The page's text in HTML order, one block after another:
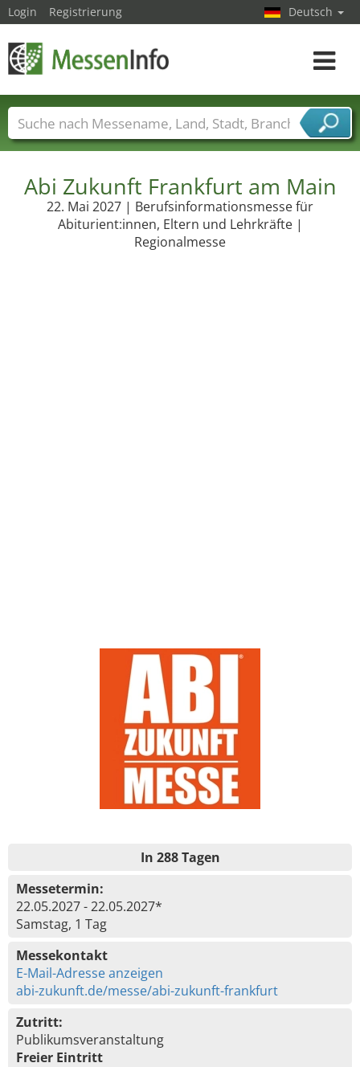
Abi Zukunft Frankfurt am Main
22. Mai 2027 | Berufsinformationsmesse für
Abiturient:innen, Eltern und Lehrkräfte |
Regionalmesse
In 288 Tagen
Messetermin:
22.05.2027 - 22.05.2027*
Samstag, 1 Tag
Messekontakt
E-Mail-Adresse anzeigen
abi-zukunft.de/messe/abi-zukunft-frankfurt
Zutritt:
Publikumsveranstaltung
Freier Eintritt
Login Registrierung Deutsch
Toggle
Messenamen Länder Städte
Branchen